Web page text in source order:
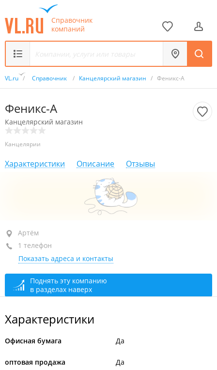
Справочник
компаний
VL.ru / Справочник / Канцелярский магазин / Феникс-А
Феникс-А
Канцелярский магазин
Канцелярии
Характеристики Описание Отзывы
Артём, ул. Кирова, 68 стр. 3
+7 924 726-22-22
закрыто, откроется в 10:00
Артём
1 телефон
Показать адреса и контакты
Поднять эту компанию
в разделах наверх
Характеристики
Офисная бумага Да
оптовая продажа Да